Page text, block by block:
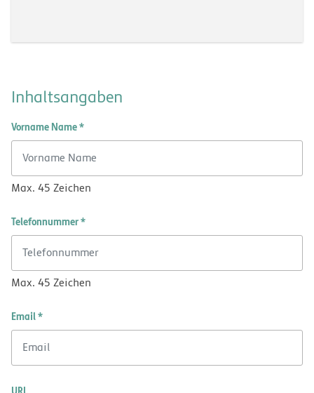
Inhaltsangaben
Vorname Name *
Max. 45 Zeichen
Telefonnummer *
Max. 45 Zeichen
Email *